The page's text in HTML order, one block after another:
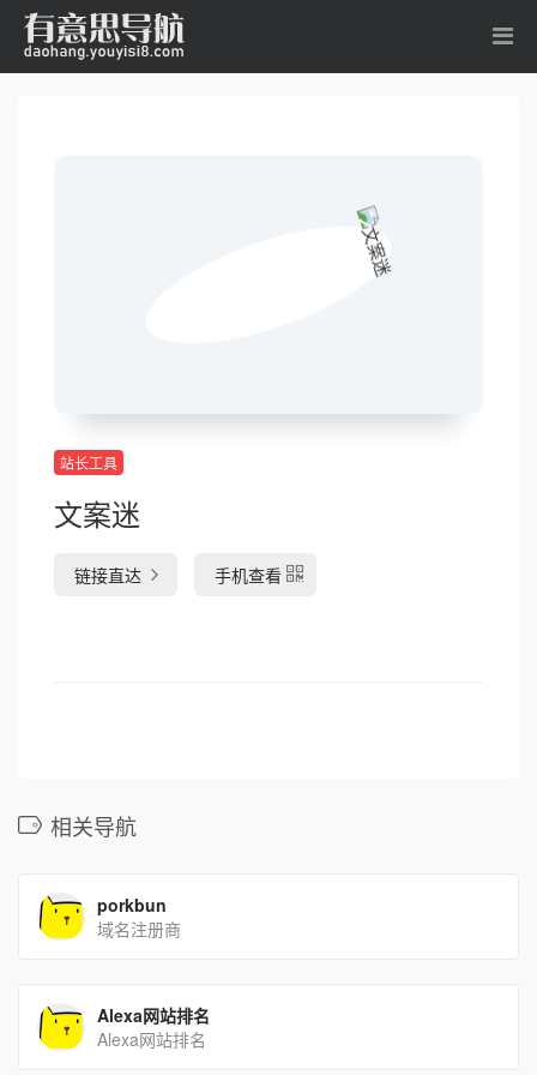
站长工具
文案迷
链接直达 手机查看
相关导航
porkbun
域名注册商
Alexa网站排名
Alexa网站排名